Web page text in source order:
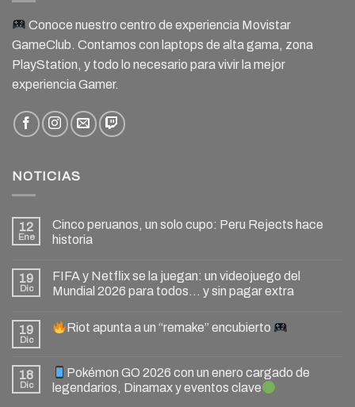
Conoce nuestro centro de experiencia Movistar
GameClub. Contamos con laptops de alta gama, zona
PlayStation, y todo lo necesario para vivir la mejor
experiencia Gamer.
NOTICIAS
12
Ene
Cinco peruanos, un solo cupo: Peru Rejects hace
historia
19
Dic
FIFA y Netflix se la juegan: un videojuego del
Mundial 2026 para todos… y sin pagar extra
19
Dic
Riot apunta a un “remake” encubierto
18
Dic
Pokémon GO 2026 con un enero cargado de
legendarios, Dinamax y eventos clave